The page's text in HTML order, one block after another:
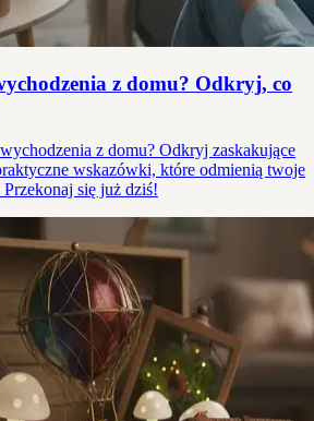
z domu? Odkryj, co
z domu? Odkryj zaskakujące
wskazówki, które odmienią twoje
się już dziś!